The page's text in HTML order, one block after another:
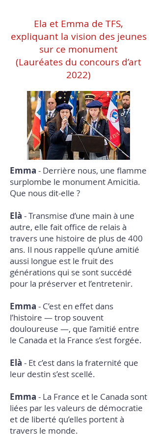
Ela et Emma de TFS,
expliquant la vision des jeunes
sur ce monument
(Lauréates du concours d’art
2022)
Emma - Derrière nous, une flamme
surplombe le monument Amicitia.
Que nous dit-elle ?
Elà - Transmise d’une main à une
autre, elle fait office de relais à
travers une histoire de plus de 400
ans. Il nous rappelle qu’une amitié
aussi longue est le fruit des
générations qui se sont succédé
pour la préserver et l’entretenir.
Emma - C’est en effet dans
l’histoire — trop souvent
douloureuse —, que l’amitié entre
le Canada et la France s’est forgée.
Elà - Et c’est dans la fraternité que
leur destin s’est scellé.
Emma - La France et le Canada sont
liées par les valeurs de démocratie
et de liberté qu’elles portent à
travers le monde.